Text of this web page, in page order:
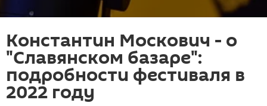
Константин Москович - о
"Славянском базаре":
подробности фестиваля в
2022 году